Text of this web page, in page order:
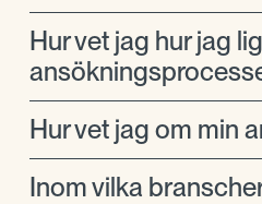
Hur vet jag hur jag
Hur vet jag om min
Inom vilka